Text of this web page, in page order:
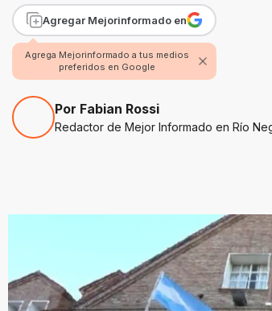
Agregar Mejorinformado en
Agrega Mejorinformado a tus medios
preferidos en Google
Por Fabian Rossi
Redactor de Mejor Informado en Río